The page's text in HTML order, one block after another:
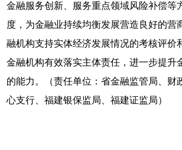
金融服务创新、服务重点领域风险补偿等
度，为金融业持续均衡发展营造良好的营
融机构支持实体经济发展情况的考核评价
金融机构有效落实主体责任，进一步提升
的能力。（责任单位：省金融监管局、财
心支行、福建银保监局、福建证监局）